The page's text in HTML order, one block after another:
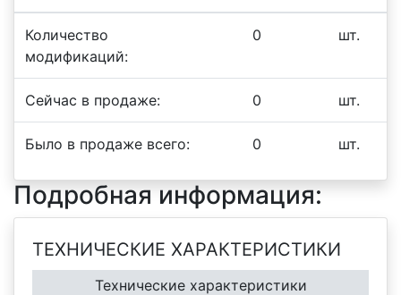
Количество
модификаций:
0 шт.
Сейчас в продаже: 0 шт.
Было в продаже всего: 0 шт.
Подробная информация:
ТЕХНИЧЕСКИЕ ХАРАКТЕРИСТИКИ
Технические характеристики